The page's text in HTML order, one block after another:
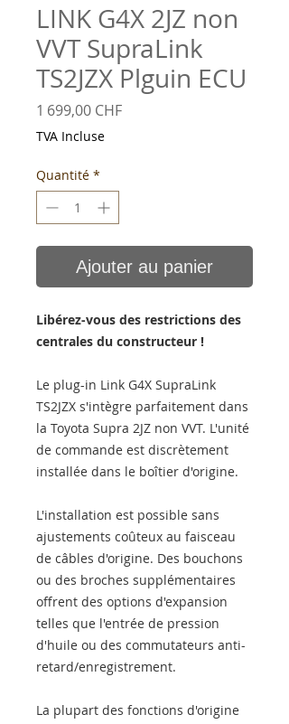
LINK G4X 2JZ non
VVT SupraLink
TS2JZX Plguin ECU
1 699,00 CHFPrix
TVA Incluse
Quantité *
Ajouter au panier
Libérez-vous des restrictions des
centrales du constructeur !
Le plug-in Link G4X SupraLink
TS2JZX s'intègre parfaitement dans
la Toyota Supra 2JZ non VVT. L'unité
de commande est discrètement
installée dans le boîtier d'origine.
L'installation est possible sans
ajustements coûteux au faisceau
de câbles d'origine. Des bouchons
ou des broches supplémentaires
offrent des options d'expansion
telles que l'entrée de pression
d'huile ou des commutateurs anti-
retard/enregistrement.
La plupart des fonctions d'origine